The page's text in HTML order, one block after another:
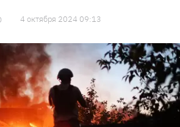
4 октября 2024 09:13